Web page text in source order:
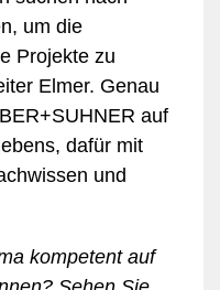
um die
Projekte zu
Elmer. Genau
auf
dafür mit
und
kompetent auf